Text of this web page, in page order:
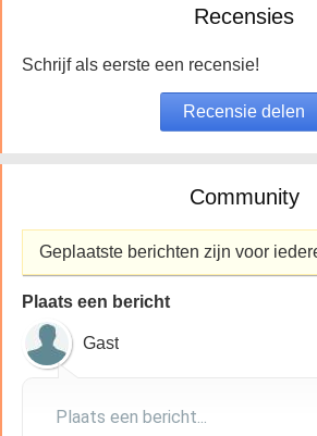
Recensies
Schrijf als eerste een recensie!
Community
Geplaatste berichten zijn voor
Plaats een bericht
Gast